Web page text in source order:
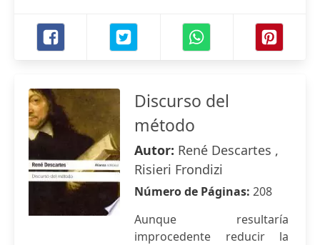
Discurso del
método
Autor: René Descartes ,
Risieri Frondizi
Número de Páginas: 208
Aunque resultaría
improcedente reducir la